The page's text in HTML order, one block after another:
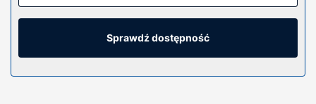
umeblowany balkon lub patio. Bezpłatny bezprzewodowy
dostęp do internetu zapewni łączność ze światem.
Wyposażenie łazienki: bezpłatne przybory toaletowe i
Udogodnienia w obiekcie
Sprawdź dostępność